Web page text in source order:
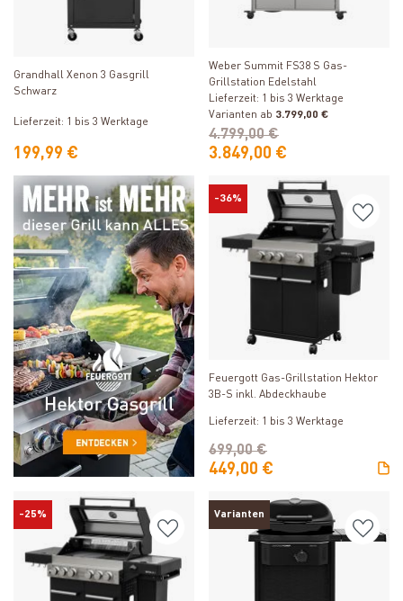
Produkt ansehen
Grandhall Xenon 3 Gasgrill
Schwarz
Lieferzeit: 1 bis 3 Werktage
199,99 €
Weber Summit FS38 S Gas-
Grillstation Edelstahl
Lieferzeit: 1 bis 3 Werktage
Varianten ab 3.799,00 €
3.849,00 €
4.799,00 €
-36%
Produkt ansehen
Feuergott Gas-Grillstation Hektor
3B-S inkl. Abdeckhaube
Lieferzeit: 1 bis 3 Werktage
449,00 €
699,00 €
-25% Varianten